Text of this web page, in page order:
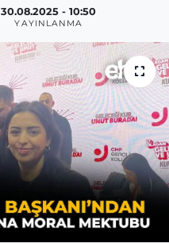
30.08.2025 - 10:50
YAYINLANMA